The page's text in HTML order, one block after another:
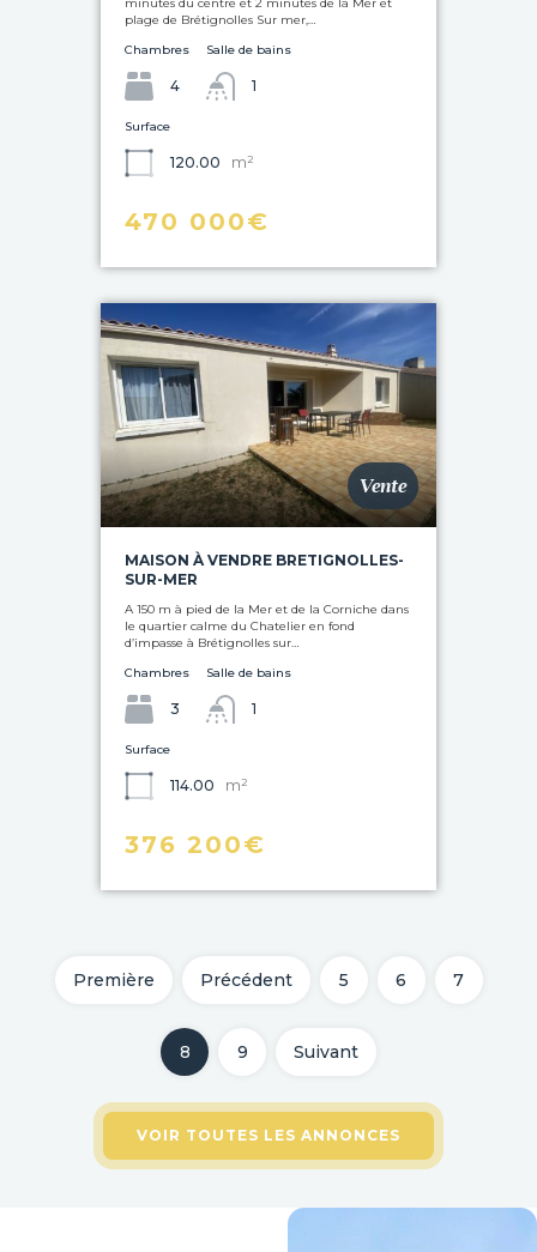
plage de Brétignolles Sur mer,…
Chambres
4
Salle de bains
1
Surface
120.00 m²
470 000€
Vente
MAISON À VENDRE BRETIGNOLLES-
SUR-MER
A 150 m à pied de la Mer et de la Corniche dans
le quartier calme du Chatelier en fond
d’impasse à Brétignolles sur…
Chambres
3
Salle de bains
1
Surface
114.00 m²
376 200€
Première Précédent 5 6 7
8 9 Suivant
VOIR TOUTES LES ANNONCES